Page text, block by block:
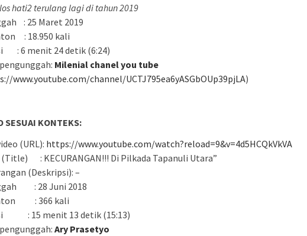
hati2 terulang lagi di tahun 2019
: 25 Maret 2019
: 18.950 kali
: 6 menit 24 detik (6:24)
Milenial chanel you tube
www.youtube.com/channel/UCTJ795ea6yASGbOUp39pjLA)
SESUAI KONTEKS:
(URL): https://www.youtube.com/watch?reload=9&v=4d5HCQkVkVA
: KECURANGAN!!! Di Pilkada Tapanuli Utara”
(Deskripsi): –
: 28 Juni 2018
: 366 kali
: 15 menit 13 detik (15:13)
Ary Prasetyo